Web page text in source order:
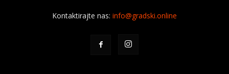
Kontaktirajte nas: info@gradski.online